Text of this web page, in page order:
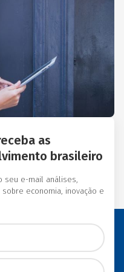
Internacional, Banco
de
(BID),
American Foundation
World Banking.
as
brasileiro
seu e-mail análises,
economia, inovação e